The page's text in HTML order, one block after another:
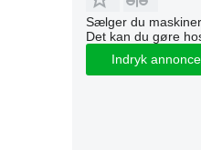
Sælger du
Det kan du gøre
Indryk annonce